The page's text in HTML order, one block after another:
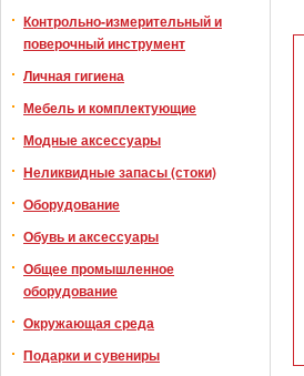
Контрольно-измерительный и
поверочный инструмент
Личная гигиена
Мебель и комплектующие
Модные аксессуары
Неликвидные запасы (стоки)
Оборудование
Обувь и аксессуары
Общее промышленное
оборудование
Окружающая среда
Подарки и сувениры